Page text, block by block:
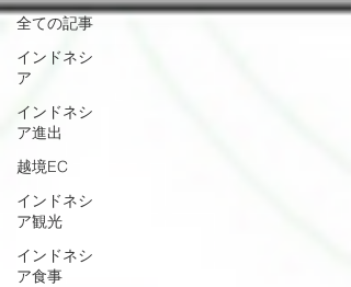
全ての記事
インドネシ
ア
インドネシ
ア進出
越境EC
インドネシ
ア観光
インドネシ
ア食事